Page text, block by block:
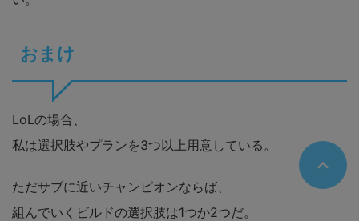
おまけ
LoLの場合、
私は選択肢やプランを3つ以上用意している。
ただサブに近いチャンピオンならば、
組んでいくビルドの選択肢は1つか2つだ。